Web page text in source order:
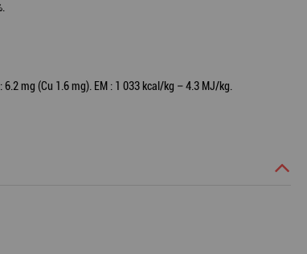
mg (Cu 1.6 mg). EM : 1 033 kcal/kg – 4.3 MJ/kg.